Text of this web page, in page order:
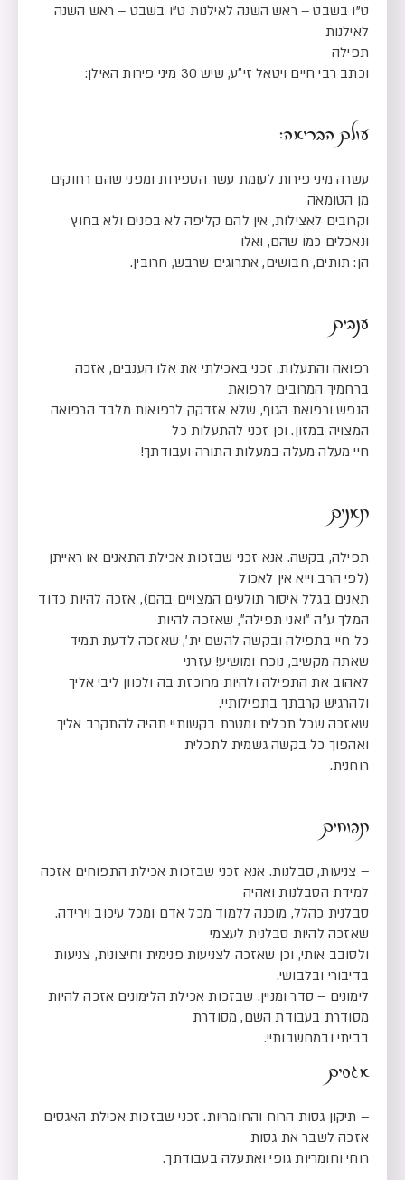
ט”ו בשבט – ראש השנה לאילנות ט”ו בשבט – ראש השנה
לאילנות
תפילה
וכתב רבי חיים ויטאל זי״ע, שיש 30 מיני פירות האילן:
עולם הבריאה:
עשרה מיני פירות לעומת עשר הספירות ומפני שהם רחוקים
מן הטומאה
וקרובים לאצילות, אין להם קליפה לא בפנים ולא בחוץ
ונאכלים כמו שהם, ואלו
הן: תותים, חבושים, אתרוגים שרבש, חרובין.
ענבים
רפואה והתעלות. זכני באכילתי את אלו הענבים, אזכה
ברחמיך המרובים לרפואת
הנפש ורפואת הגוף, שלא אזדקק לרפואות מלבד הרפואה
המצויה במזון. וכן זכני להתעלות כל
חיי מעלה מעלה במעלות התורה ועבודתך!
תאנים
תפילה, בקשה. אנא זכני שבזכות אכילת התאנים או ראייתן
(לפי הרב וייא אין לאכול
תאנים בגלל איסור תולעים המצויים בהם), אזכה להיות כדוד
המלך ע״ה ״ואני תפילה״, שאזכה להיות
כל חיי בתפילה ובקשה להשם ית׳, שאזכה לדעת תמיד
שאתה מקשיב, נוכח ומושיע! עזרני
לאהוב את התפילה ולהיות מרוכזת בה ולכוון ליבי אליך
ולהרגיש קרבתך בתפילותיי.
שאזכה שכל תכלית ומטרת בקשותיי תהיה להתקרב אליך
ואהפוך כל בקשה גשמית לתכלית
רוחנית.
תפוחים
– צניעות, סבלנות. אנא זכני שבזכות אכילת התפוחים אזכה
למידת הסבלנות ואהיה
סבלנית כהלל, מוכנה ללמוד מכל אדם ומכל עיכוב וירידה.
שאזכה להיות סבלנית לעצמי
ולסובב אותי, וכן שאזכה לצניעות פנימית וחיצונית, צניעות
בדיבורי ובלבושי.
לימונים – סדר ומניין. שבזכות אכילת הלימונים אזכה להיות
מסודרת בעבודת השם, מסודרת
בביתי ובמחשבותיי.
אגסים
– תיקון גסות הרוח והחומריות. זכני שבזכות אכילת האגסים
אזכה לשבר את גסות
רוחי וחומריות גופי ואתעלה בעבודתך.